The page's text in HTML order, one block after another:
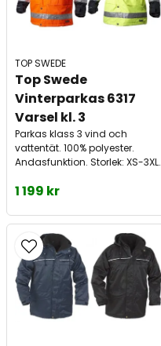
TOP SWEDE
Top Swede
Vinterparkas 6317
Varsel kl. 3
Parkas klass 3 vind och
vattentät. 100% polyester.
Andasfunktion. Storlek: XS-3XL.
1 199 kr